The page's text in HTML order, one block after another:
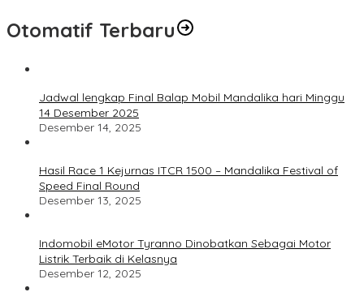
Otomatif Terbaru
Jadwal lengkap Final Balap Mobil Mandalika hari Minggu
14 Desember 2025
Desember 14, 2025
Hasil Race 1 Kejurnas ITCR 1500 – Mandalika Festival of
Speed Final Round
Desember 13, 2025
Indomobil eMotor Tyranno Dinobatkan Sebagai Motor
Listrik Terbaik di Kelasnya
Desember 12, 2025